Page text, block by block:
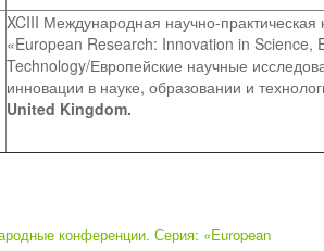
XCIII Международная научно-
«European Research: Innovation in Science,
Technology/Европейские научные
инновации в науке, образовании и
United Kingdom.
конференции. Серия: «European